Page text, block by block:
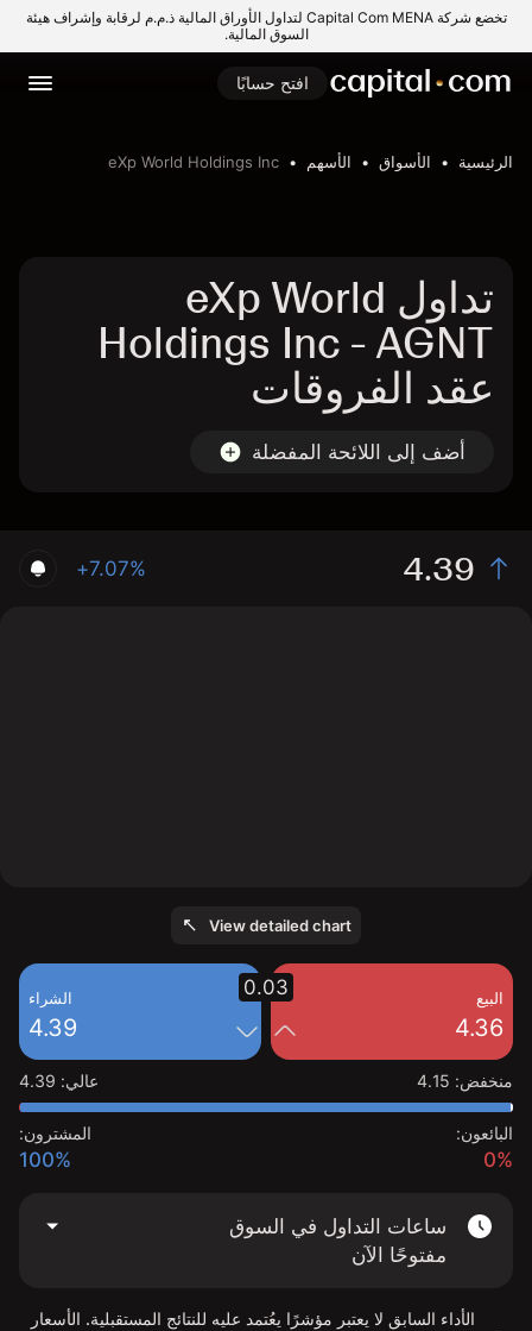
تخضع شركة Capital Com MENA لتداول الأوراق المالية ذ.م.م لرقابة وإشراف هيئة
السوق المالية.
افتح حسابًا
الرئيسية الأسواق الأسهم eXp World Holdings Inc
تداول eXp World
Holdings Inc - AGNT
عقد الفروقات
أضف إلى اللائحة المفضلة
4.39
+7.07%
View detailed chart
البيع
4.36
الشراء
4.39
0.03
منخفض:
4.15 عالي:
4.39
البائعون:
0%
المشترون:
100%
ساعات التداول في السوق
مفتوحًا الآن
الأداء السابق لا يعتبر مؤشرًا يعُتمد عليه للنتائج المستقبلية. الأسعار